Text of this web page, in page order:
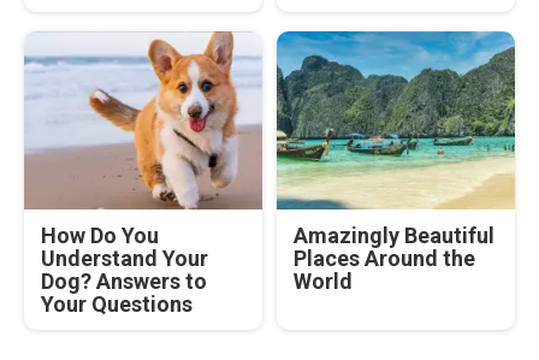
How Do You
Understand Your
Dog? Answers to
Your Questions
Amazingly Beautiful
Places Around the
World